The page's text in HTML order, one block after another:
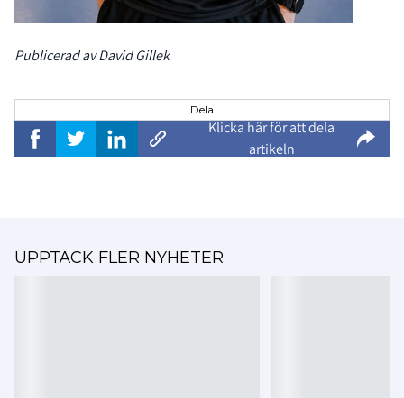
Publicerad av David Gillek
Dela
Klicka här för att dela
artikeln
UPPTÄCK FLER NYHETER